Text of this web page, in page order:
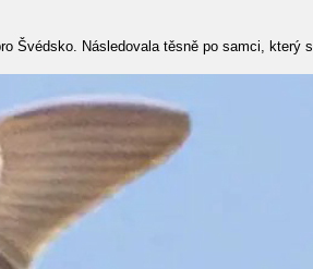
Švédsko. Následovala těsně po samci, který